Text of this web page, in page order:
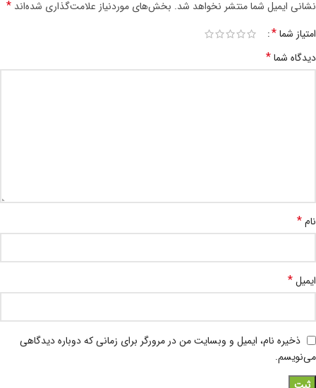
نشانی ایمیل شما منتشر نخواهد شد. بخش‌های موردنیاز علامت‌گذاری شده‌اند *
امتیاز شما*
دیدگاه شما*
نام*
ایمیل*
ذخیره نام، ایمیل و وبسایت من در مرورگر برای زمانی که دوباره دیدگاهی
می‌نویسم.